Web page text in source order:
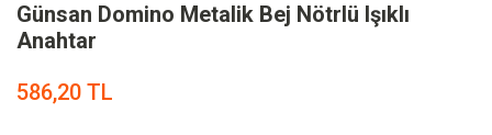
Günsan Domino Metalik Bej Nötrlü Işıklı
Anahtar
586,20 TL